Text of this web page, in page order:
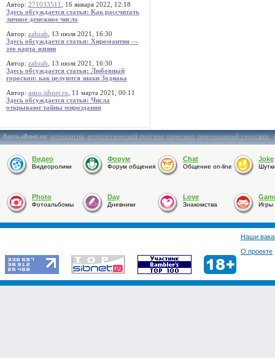
Автор: 271033511
, 16 января 2022, 12:18
Здесь обсуждается статья: Как рассчитать
личное денежное число
Автор: zabzab , 13 июля 2021, 16:30
Здесь обсуждается статья: Хиромантия —
это карта жизни
Автор: zabzab , 13 июля 2021, 16:30
Здесь обсуждается статья: Любовный
гороскоп: как целуются знаки Зодиака
Автор: astro.sibnet.ru , 11 марта 2021, 00:11
Здесь обсуждается статья: Числа
открывают тайны мироздания
Astro.sibnet.ru:астрология,астрологический прогноз,гороскоп,персональный гороскоп,
Видео
Видеоролики
Форум
Форум общения
Chat
Общение on-line
Joke
Photo
Фотоальбомы
Day
Дневники
Love
Знакомства Игры
Наши
О проекте